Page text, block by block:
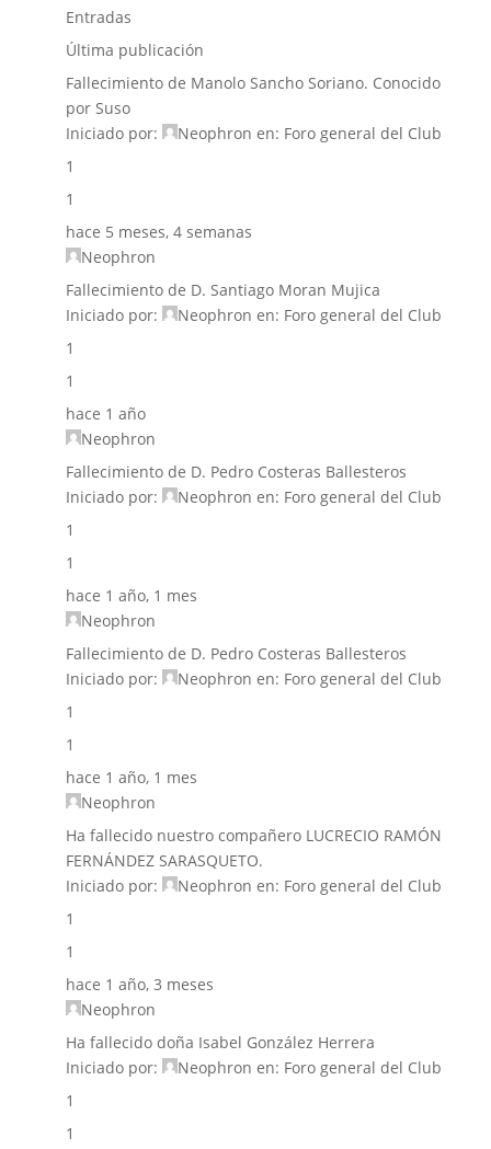
Entradas
Última publicación
Fallecimiento de Manolo Sancho Soriano. Conocido
por Suso
Iniciado por:
Neophron en: Foro general del Club
1
1
hace 5 meses, 4 semanas
Neophron
Fallecimiento de D. Santiago Moran Mujica
Iniciado por:
Neophron en: Foro general del Club
1
1
hace 1 año
Neophron
Fallecimiento de D. Pedro Costeras Ballesteros
Iniciado por:
Neophron en: Foro general del Club
1
1
hace 1 año, 1 mes
Neophron
Fallecimiento de D. Pedro Costeras Ballesteros
Iniciado por:
Neophron en: Foro general del Club
1
1
hace 1 año, 1 mes
Neophron
Ha fallecido nuestro compañero LUCRECIO RAMÓN
FERNÁNDEZ SARASQUETO.
Iniciado por:
Neophron en: Foro general del Club
1
1
hace 1 año, 3 meses
Neophron
Ha fallecido doña Isabel González Herrera
Iniciado por:
Neophron en: Foro general del Club
1
1